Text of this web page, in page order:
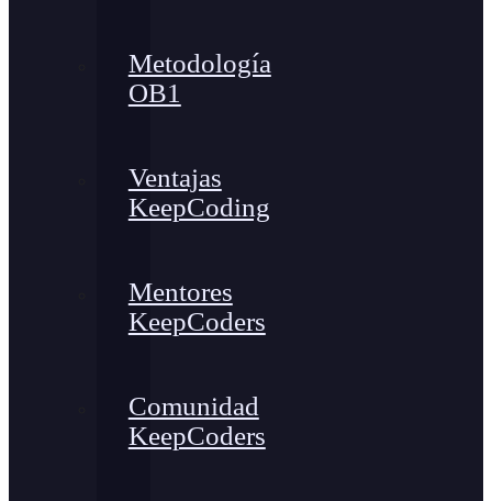
Metodología
OB1
Ventajas
KeepCoding
Mentores
KeepCoders
Comunidad
KeepCoders